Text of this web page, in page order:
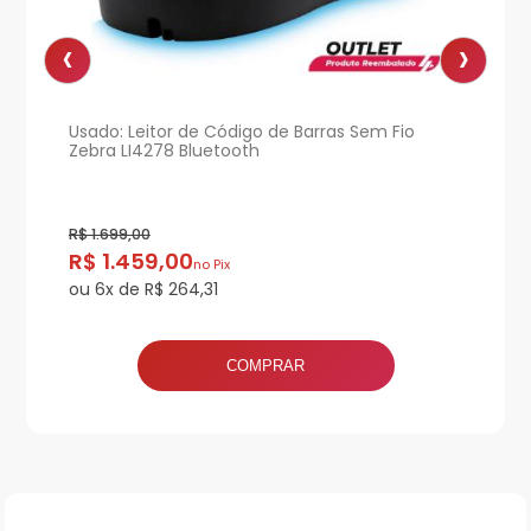
Usado: Leitor de Código de Barras Sem Fio
Zebra LI4278 Bluetooth
R$ 1.699,00
R$ 1.459,00no Pix
ou 6x de R$ 264,31
COMPRAR
‹ ›